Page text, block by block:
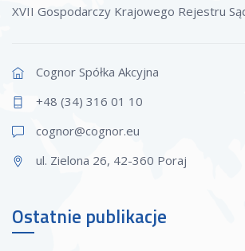
XVII Gospodarczy Krajowego Rejestru
Cognor Spółka Akcyjna
+48 (34) 316 01 10
cognor@cognor.eu
ul. Zielona 26, 42-360 Poraj
Ostatnie publikacje